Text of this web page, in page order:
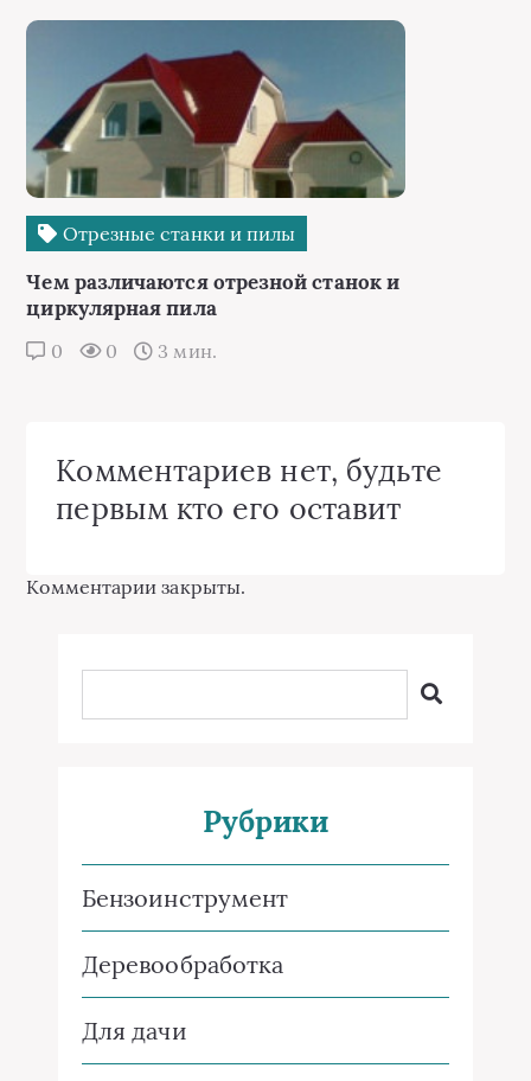
Отрезные станки и пилы
Чем различаются отрезной станок и
циркулярная пила
0 0 3 мин.
Комментариев нет, будьте
первым кто его оставит
Комментарии закрыты.
Рубрики
Бензоинструмент
Деревообработка
Для дачи